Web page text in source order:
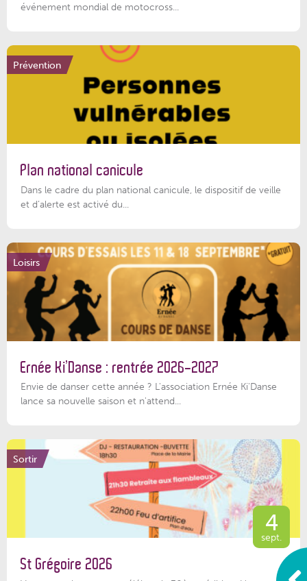
événement mondial de motocross...
Prévention
Plan national canicule
Dans le cadre du plan national canicule, le dispositif de veille
et d’alerte est activé du...
Loisirs
Ernée Ki’Danse : rentrée 2026-2027
Envie de danser cette année ? L'association Ernée Ki'Danse
lance sa nouvelle saison et n'attend...
Sortir
4
sept.
St Grégoire 2026